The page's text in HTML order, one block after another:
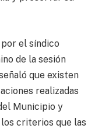
el síndico
de la sesión
que existen
realizadas
Municipio y
criterios que las